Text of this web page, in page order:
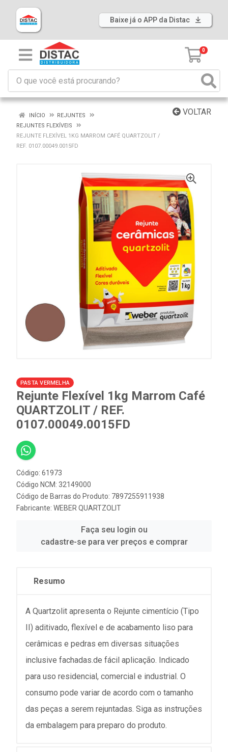
Baixe já o APP da Distac
0
VOLTAR
INÍCIO
REJUNTES
REJUNTES FLEXÍVEIS
REJUNTE FLEXÍVEL 1KG MARROM CAFÉ QUARTZOLIT /
REF. 0107.00049.0015FD
PASTA VERMELHA
Rejunte Flexível 1kg Marrom Café
QUARTZOLIT / REF.
0107.00049.0015FD
Código: 61973
Código NCM: 32149000
Código de Barras do Produto: 7897255911938
Fabricante: WEBER QUARTZOLIT
Faça seu login ou
cadastre-se para ver preços e comprar
Resumo
A Quartzolit apresenta o Rejunte cimentício (Tipo
II) aditivado, flexível e de acabamento liso para
cerâmicas e pedras em diversas situações
inclusive fachadas.de fácil aplicação. Indicado
para uso residencial, comercial e industrial. O
consumo pode variar de acordo com o tamanho
das peças a serem rejuntadas. Siga as instruções
da embalagem para preparo do produto.